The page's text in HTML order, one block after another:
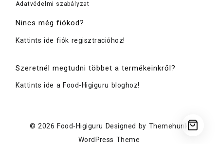
Adatvédelmi szabályzat
Nincs még fiókod?
Kattints ide fiók regisztracióhoz!
Szeretnél megtudni többet a termékeinkről?
Kattints ide a Food-Higiguru bloghoz!
© 2026 Food-Higiguru Designed by Themehunk
WordPress Theme